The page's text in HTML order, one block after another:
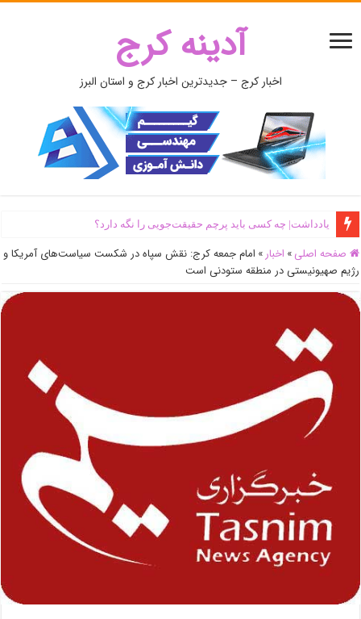
آدینه کرج
اخبار کرج – جدیدترین اخبار کرج و استان البرز
یادداشت| ‌چه کسی باید پرچم حقیقت‌جویی را نگه دارد؟
صفحه اصلی » اخبار » امام جمعه کرج: نقش سپاه در شکست سیاست‌های آمریکا و
رژیم صهیونیستی در منطقه ستودنی است